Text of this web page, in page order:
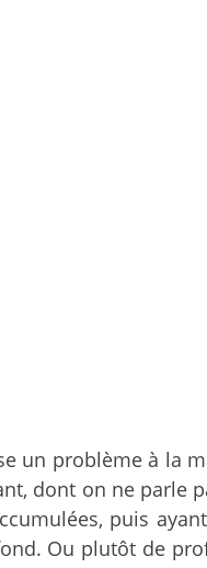
un problème à
dont on ne parle
puis
Ou plutôt de